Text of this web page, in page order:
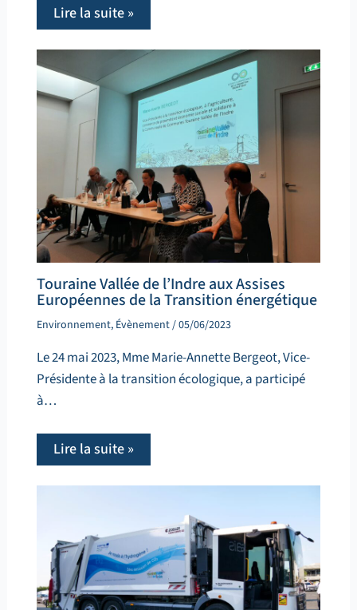
Lire la suite »
Touraine Vallée de l’Indre aux Assises
Européennes de la Transition énergétique
Environnement, Évènement/05/06/2023
Le 24 mai 2023, Mme Marie-Annette Bergeot, Vice-
Présidente à la transition écologique, a participé
à…
Lire la suite »